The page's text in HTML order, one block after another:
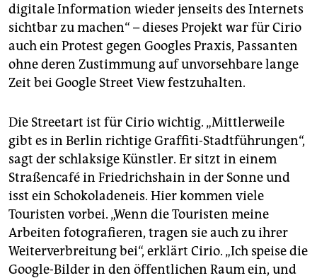
digitale Information wieder jenseits des Internets
sichtbar zu machen“ – dieses Projekt war für Cirio
auch ein Protest gegen Googles Praxis, Passanten
ohne deren Zustimmung auf unvorsehbare lange
Zeit bei Google Street View festzuhalten.
Die Streetart ist für Cirio wichtig. „Mittlerweile
gibt es in Berlin richtige Graffiti-Stadtführungen“,
sagt der schlaksige Künstler. Er sitzt in einem
Straßencafé in Friedrichshain in der Sonne und
isst ein Schokoladeneis. Hier kommen viele
Touristen vorbei. „Wenn die Touristen meine
Arbeiten fotografieren, tragen sie auch zu ihrer
Weiterverbreitung bei“, erklärt Cirio. „Ich speise die
Google-Bilder in den öffentlichen Raum ein, und